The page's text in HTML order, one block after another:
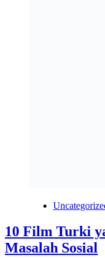
10 Film Turki
Masalah Sosial